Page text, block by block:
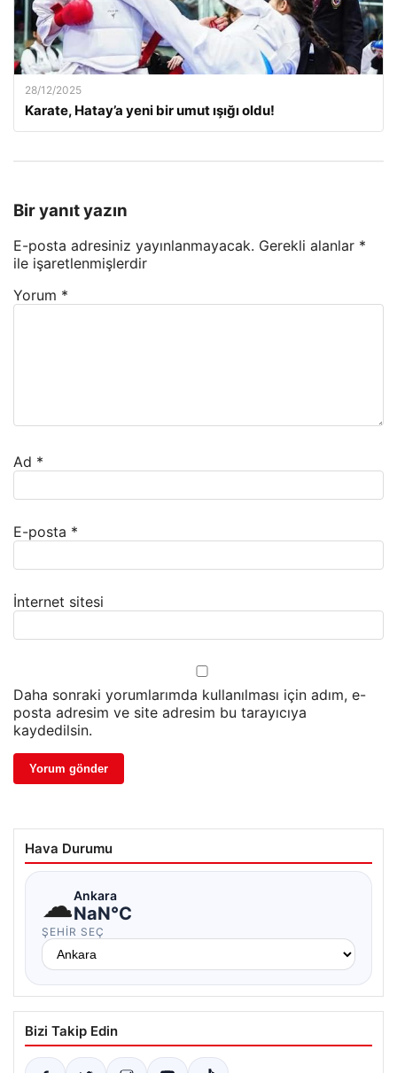
28/12/2025
Karate, Hatay’a yeni bir umut ışığı oldu!
Bir yanıt yazın
E-posta adresiniz yayınlanmayacak. Gerekli alanlar *
ile işaretlenmişlerdir
Yorum *
Ad *
E-posta *
İnternet sitesi
Daha sonraki yorumlarımda kullanılması için adım, e-
posta adresim ve site adresim bu tarayıcıya
kaydedilsin.
Hava Durumu
☁Ankara
NaN°C
ŞEHIR SEÇ
Bizi Takip Edin